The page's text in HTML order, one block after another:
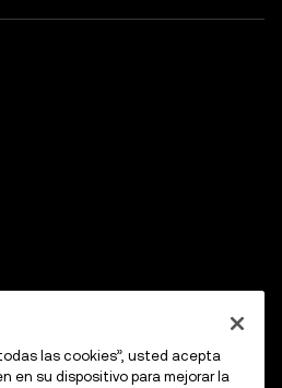
las cookies”, usted acepta
en su dispositivo para mejorar la